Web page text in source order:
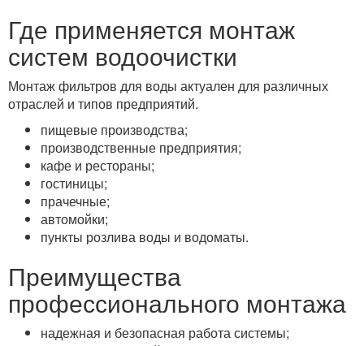
Где применяется монтаж
систем водоочистки
Монтаж фильтров для воды актуален для различных
отраслей и типов предприятий.
пищевые производства;
производственные предприятия;
кафе и рестораны;
гостиницы;
прачечные;
автомойки;
пункты розлива воды и водоматы.
Преимущества
профессионального монтажа
надежная и безопасная работа системы;